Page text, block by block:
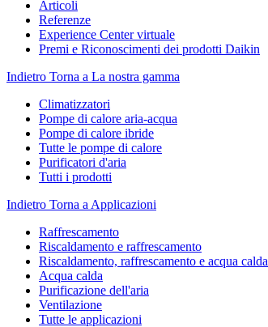
Articoli
Referenze
Experience Center virtuale
Premi e Riconoscimenti dei prodotti Daikin
Indietro Torna a La nostra gamma
Climatizzatori
Pompe di calore aria-acqua
Pompe di calore ibride
Tutte le pompe di calore
Purificatori d'aria
Tutti i prodotti
Indietro Torna a Applicazioni
Raffrescamento
Riscaldamento e raffrescamento
Riscaldamento, raffrescamento e acqua calda
Acqua calda
Purificazione dell'aria
Ventilazione
Tutte le applicazioni